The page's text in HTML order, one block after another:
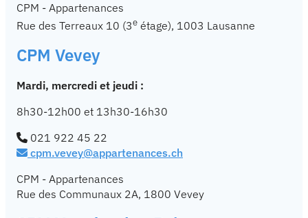
CPM - Appartenances
Rue des Terreaux 10 (3e étage), 1003 Lausanne
CPM Vevey
Mardi, mercredi et jeudi :
8h30-12h00 et 13h30-16h30
021 922 45 22
cpm.vevey@appartenances.ch
CPM - Appartenances
Rue des Communaux 2A, 1800 Vevey